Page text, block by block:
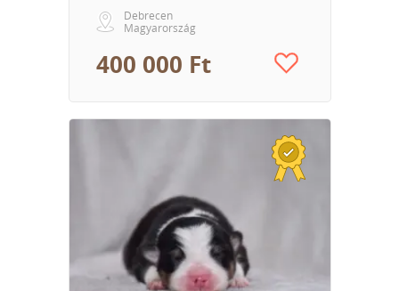
Debrecen
Magyarország
400 000 Ft